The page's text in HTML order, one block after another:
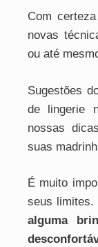
Com
novas
ou até
Sugestões
de lingerie
nossas
suas
É muito
seus limites.
alguma